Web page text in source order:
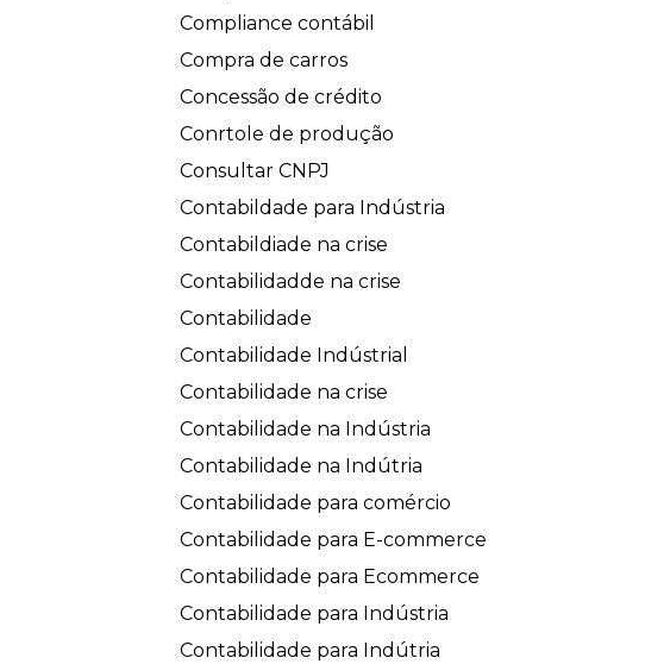
Compliance contábil
Compra de carros
Concessão de crédito
Conrtole de produção
Consultar CNPJ
Contabildade para Indústria
Contabildiade na crise
Contabilidadde na crise
Contabilidade
Contabilidade Indústrial
Contabilidade na crise
Contabilidade na Indústria
Contabilidade na Indútria
Contabilidade para comércio
Contabilidade para E-commerce
Contabilidade para Ecommerce
Contabilidade para Indústria
Contabilidade para Indútria